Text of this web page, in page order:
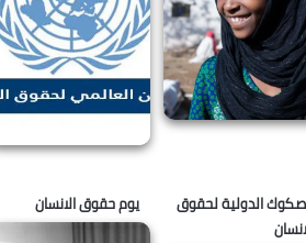
الدولية لحقوق
يوم حقوق الانسان